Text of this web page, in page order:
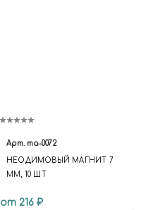
Арт. ma-0072
НЕОДИМОВЫЙ МАГНИТ 7
ММ, 10 ШТ
от 216 ₽